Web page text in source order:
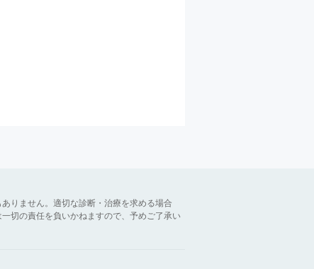
りません。適切な診断・治療を求める場合
切の責任を負いかねますので、予めご了承い